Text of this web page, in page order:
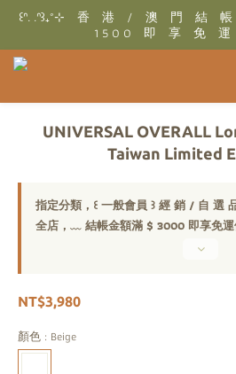
꒰ᐢ. .ᐢ꒱₊˚⊹　結　帳　金　額　滿　T
免　運　優　
꒰ᐢ. .ᐢ꒱₊˚⊹　香　港　/　澳　門　結　
1 5 0 0　即　享　免　
꒰ᐢ. .ᐢ꒱₊˚⊹　結　帳　金　額　滿　
免　運　優　
UNIVERSAL OVERALL
Taiwan Limited
指定分類，꒰ 一般會員 ꒱ 經 銷 / 自
全店，﹏ 結帳金額滿 $ 3000 即享免
NT$3,980
顏色 : Beige